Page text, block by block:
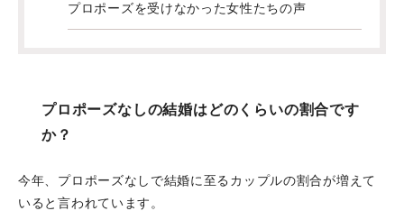
プロポーズを受けなかった女性たちの声
プロポーズなしの結婚はどのくらいの割合です
か？
今年、プロポーズなしで結婚に至るカップルの割合が増えて
いると言われています。